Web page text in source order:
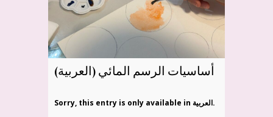
(العربية) أساسيات الرسم المائي
Sorry, this entry is only available in العربية.